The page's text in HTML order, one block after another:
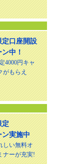
定口座開設
中！
4000円キャ
がもらえ
定
ン実施中
しい無料オ
ナーが充実!